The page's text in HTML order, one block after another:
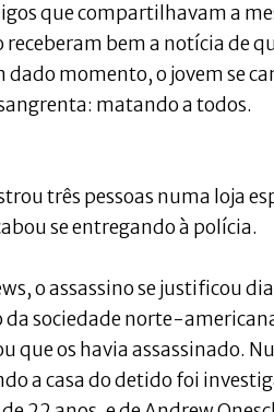
que compartilhavam a
bem a notícia de
momento, o jovem se
matando a todos.
três pessoas numa loja
se entregando à polícia.
o assassino se justificou
sociedade norte-
que os havia assassinado.
a casa do detido foi